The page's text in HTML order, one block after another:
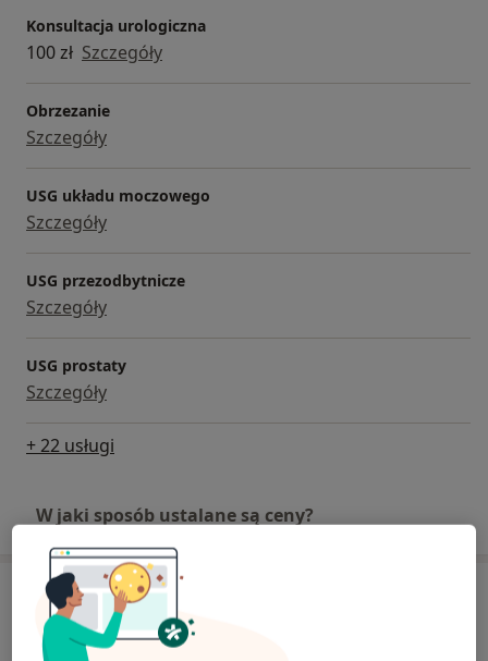
Konsultacja urologiczna
100 zł Szczegóły
Obrzezanie
Szczegóły
USG układu moczowego
Szczegóły
USG przezodbytnicze
Szczegóły
USG prostaty
Szczegóły
+ 22 usługi
W jaki sposób ustalane są ceny?
Adresy (2)
Adres 1 Adres 2